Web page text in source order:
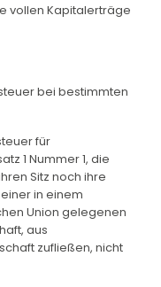
vollen Kapitalerträge
bei bestimmten
für
1 Nummer 1, die
Sitz noch ihre
in einem
Union gelegenen
aus
zufließen, nicht